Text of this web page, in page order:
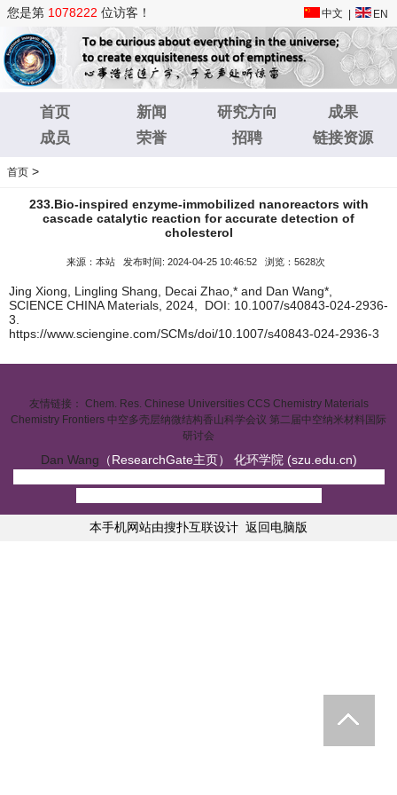
您是第 1078222 位访客！ 中文 EN
首页 新闻 研究方向
成果
成员
荣誉 招聘 链接资源
首页 >
233.Bio-inspired enzyme-immobilized nanoreactors with
cascade catalytic reaction for accurate detection of
cholesterol
来源：本站 发布时间: 2024-04-25 10:46:52 浏览：5628次
Jing Xiong, Lingling Shang, Decai Zhao,* and Dan Wang*,
SCIENCE CHINA Materials, 2024, DOI: 10.1007/s40843-024-2936-
3.
https://www.sciengine.com/SCMs/doi/10.1007/s40843-024-2936-3
友情链接： Chem. Res. Chinese Universities CCS Chemistry Materials
Chemistry Frontiers 中空多壳层纳微结构香山科学会议 第二届中空纳米材料国际
研讨会
Dan Wang （ResearchGate主页） 化环学院 (szu.edu.cn)
本手机网站由搜扑互联设计 返回电脑版